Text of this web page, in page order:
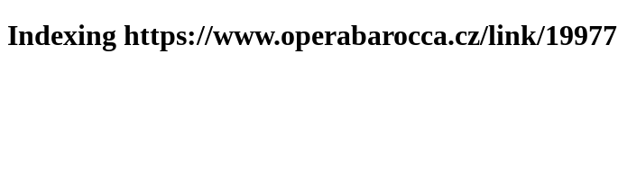
Indexing https://www.operabarocca.cz/link/19977